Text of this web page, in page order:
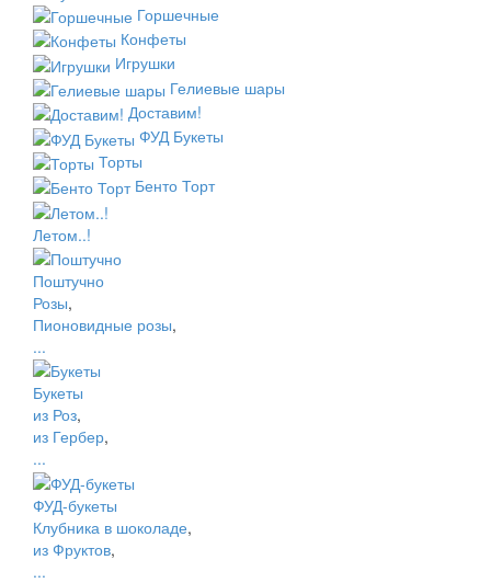
Горшечные
Конфеты
Игрушки
Гелиевые шары
Доставим!
ФУД Букеты
Торты
Бенто Торт
Летом..!
Поштучно
Розы,
Пионовидные розы,
...
Букеты
из Роз,
из Гербер,
...
ФУД-букеты
Клубника в шоколаде,
из Фруктов,
...